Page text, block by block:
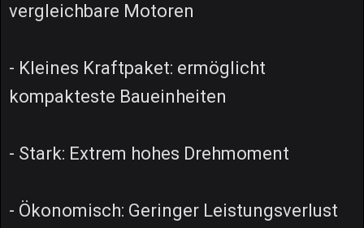
vergleichbare Motoren
- Kleines Kraftpaket: ermöglicht
kompakteste Baueinheiten
- Stark: Extrem hohes Drehmoment
- Ökonomisch: Geringer Leistungsverlust